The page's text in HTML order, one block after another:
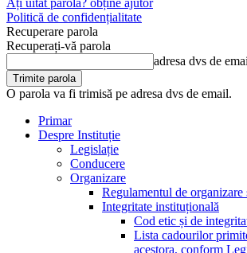
Ați uitat parola? obține ajutor
Politică de confidențialitate
Recuperare parola
Recuperați-vă parola
adresa dvs de
O parola va fi trimisă pe adresa dvs de email.
Primar
Despre Instituție
Legislație
Conducere
Organizare
Regulamentul de
Integritate instituțională
Cod etic și de
Lista cadourilor
acestora, conform